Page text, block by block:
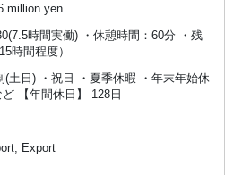
million yen
時間実働) ・休憩時間：60分 ・残
時間程度）
(土日) ・祝日 ・夏季休暇 ・年末年始休
【年間休日】 128日
Export